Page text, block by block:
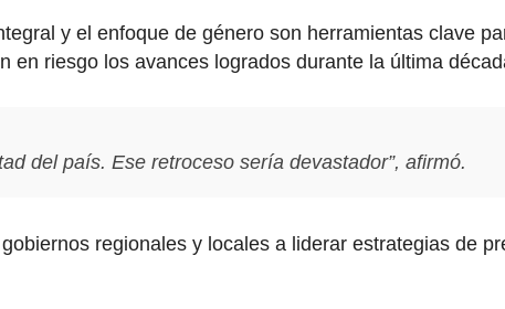
y el enfoque de género son herramientas clave
en riesgo los avances logrados durante la última
del país. Ese retroceso sería devastador”, afirmó.
regionales y locales a liderar estrategias de